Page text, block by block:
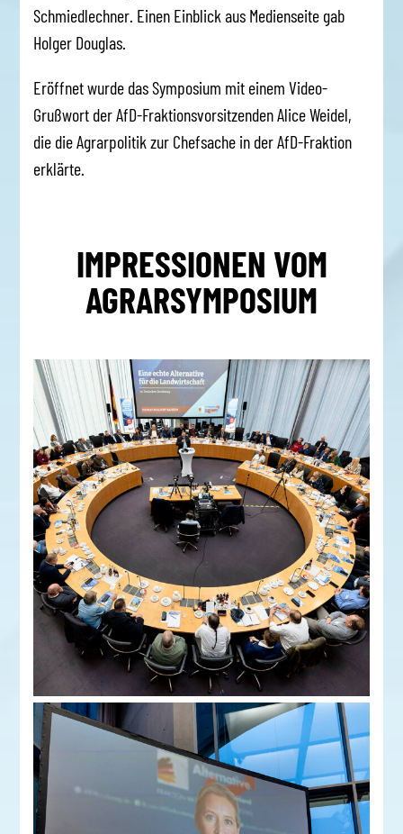
Schmiedlechner. Einen Einblick aus Medienseite gab
Holger Douglas.
Eröffnet wurde das Symposium mit einem Video-
Grußwort der AfD-Fraktionsvorsitzenden Alice Weidel,
die die Agrarpolitik zur Chefsache in der AfD-Fraktion
erklärte.
IMPRESSIONEN VOM
AGRARSYMPOSIUM